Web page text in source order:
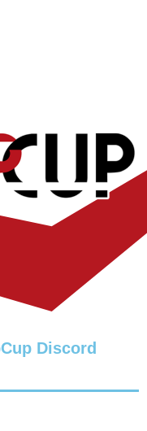
Discord